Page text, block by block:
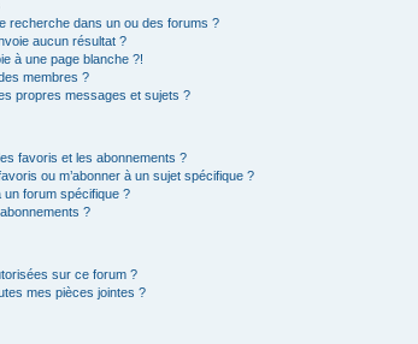
recherche dans un ou des forums ?
aucun résultat ?
à une page blanche ?!
membres ?
propres messages et sujets ?
favoris et les abonnements ?
ou m’abonner à un sujet spécifique ?
un forum spécifique ?
?
sur ce forum ?
mes pièces jointes ?